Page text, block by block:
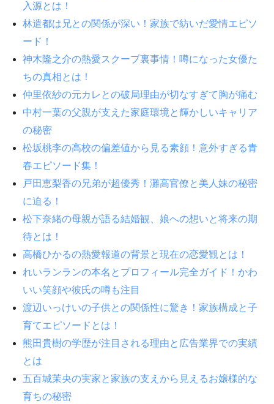
入源とは！
林遣都は兄との関係が深い！家族で紡いだ愛情エピソ
ード！
神木隆之介の熱愛スクープ裏事情！噂になった女優た
ちの真相とは！
仲里依紗の元カレとの破局理由が切なすぎて胸が痛む
中村一葉の父親が支えた家庭環境と輝かしいキャリア
の秘密
松坂桃李の高校の偏差値から見る素顔！意外すぎる青
春エピソード集！
戸田恵梨香の兄弟が超優秀！灘高官僚と美人妹の秘密
に迫る！
松下奈緒の母親が語る結婚観、娘への想いと将来の期
待とは！
高橋ひかるの熱愛報道の背景と現在の恋愛観とは！
れいランランの本名とプロフィール完全ガイド！かわ
いい笑顔や彼氏の噂も注目
渡辺いっけいの子供との関係性に驚き！家族構成と子
育てエピソードとは！
熊田貴樹の学歴が注目される理由と広告業界での実績
とは
五百城茉央の実家と家族の支えから見えるお嬢様的な
育ちの秘密